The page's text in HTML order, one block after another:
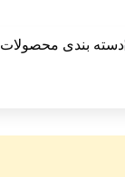
دسته بندی محصولات